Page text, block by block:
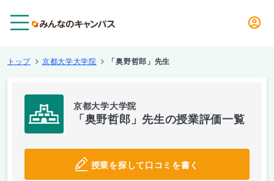
トップ 京都大学大学院 「奥野哲郎」先生
京都大学大学院
「奥野哲郎」先生の授業評価一覧
授業を探して口コミを書く